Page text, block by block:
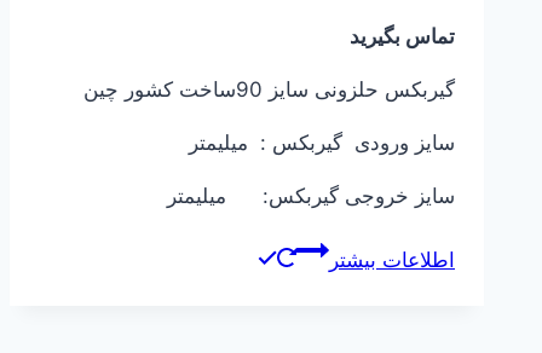
تماس بگیرید
گیربکس حلزونی سایز 90ساخت کشور چین
سایز ورودی گیربکس : میلیمتر
سایز خروجی گیربکس: میلیمتر
اطلاعات بیشتر